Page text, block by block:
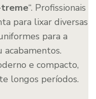
“. Profissionais
para lixar diversas
para a
e compacto,
longos períodos.